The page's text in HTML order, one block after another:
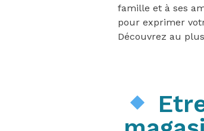
famille et à ses
pour exprimer
Découvrez au